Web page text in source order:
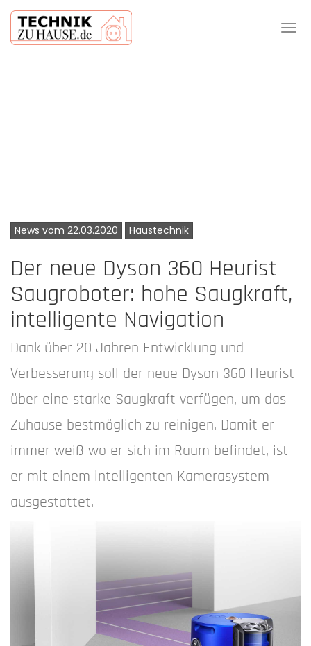
News vom 22.03.2020 Haustechnik
Der neue Dyson 360 Heurist
Saugroboter: hohe Saugkraft,
intelligente Navigation
Dank über 20 Jahren Entwicklung und
Verbesserung soll der neue Dyson 360 Heurist
über eine starke Saugkraft verfügen, um das
Zuhause bestmöglich zu reinigen. Damit er
immer weiß wo er sich im Raum befindet, ist
er mit einem intelligenten Kamerasystem
ausgestattet.